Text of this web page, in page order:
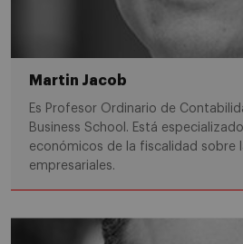
Martin Jacob
Es Profesor Ordinario de
Business School. Está
económicos de la fiscalidad sobre
empresariales.